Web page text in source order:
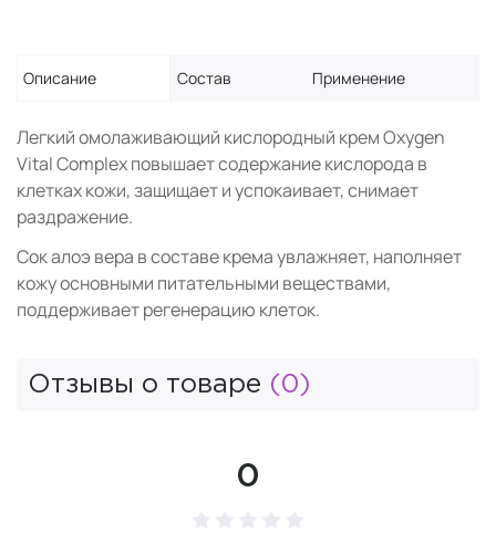
Описание Состав Применение
Легкий омолаживающий кислородный крем Oxygen
Vital Complex повышает содержание кислорода в
клетках кожи, защищает и успокаивает, снимает
раздражение.
Сок алоэ вера в составе крема увлажняет, наполняет
кожу основными питательными веществами,
поддерживает регенерацию клеток.
Отзывы о товаре (0)
0